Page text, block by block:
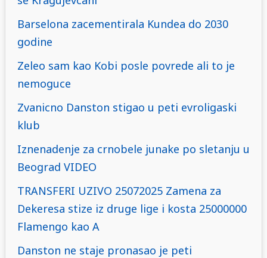
Barselona zacementirala Kundea do 2030
godine
Zeleo sam kao Kobi posle povrede ali to je
nemoguce
Zvanicno Danston stigao u peti evroligaski
klub
Iznenadenje za crnobele junake po sletanju u
Beograd VIDEO
TRANSFERI UZIVO 25072025 Zamena za
Dekeresa stize iz druge lige i kosta 25000000
Flamengo kao A
Danston ne staje pronasao je peti